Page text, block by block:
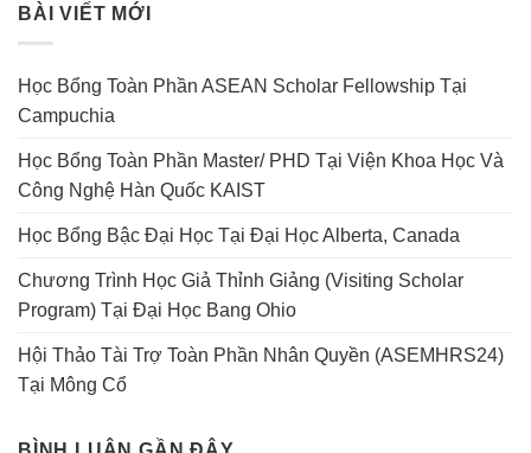
BÀI VIẾT MỚI
Học Bổng Toàn Phần ASEAN Scholar Fellowship Tại
Campuchia
Học Bổng Toàn Phần Master/ PHD Tại Viện Khoa Học Và
Công Nghệ Hàn Quốc KAIST
Học Bổng Bậc Đại Học Tại Đại Học Alberta, Canada
Chương Trình Học Giả Thỉnh Giảng (Visiting Scholar
Program) Tại Đại Học Bang Ohio
Hội Thảo Tài Trợ Toàn Phần Nhân Quyền (ASEMHRS24)
Tại Mông Cổ